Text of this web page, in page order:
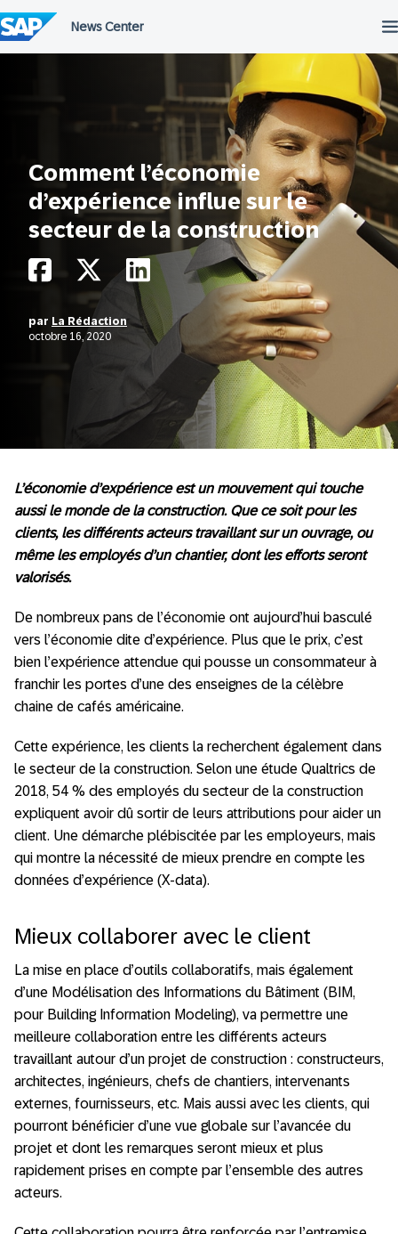
au
contenu
Comment l’économie
d’expérience influe sur le
secteur de la construction
par La Rédaction
octobre 16, 2020
L’économie d’expérience est un mouvement qui touche
aussi le monde de la construction. Que ce soit pour les
clients, les différents acteurs travaillant sur un ouvrage, ou
même les employés d’un chantier, dont les efforts seront
valorisés.
De nombreux pans de l’économie ont aujourd’hui basculé
vers l’économie dite d’expérience. Plus que le prix, c’est
bien l’expérience attendue qui pousse un consommateur à
franchir les portes d’une des enseignes de la célèbre
chaine de cafés américaine.
Cette expérience, les clients la recherchent également dans
le secteur de la construction. Selon une étude Qualtrics de
2018, 54 % des employés du secteur de la construction
expliquent avoir dû sortir de leurs attributions pour aider un
client. Une démarche plébiscitée par les employeurs, mais
qui montre la nécessité de mieux prendre en compte les
données d’expérience (X-data).
Mieux collaborer avec le client
La mise en place d’outils collaboratifs, mais également
d’une Modélisation des Informations du Bâtiment (BIM,
pour Building Information Modeling), va permettre une
meilleure collaboration entre les différents acteurs
travaillant autour d’un projet de construction : constructeurs,
architectes, ingénieurs, chefs de chantiers, intervenants
externes, fournisseurs, etc. Mais aussi avec les clients, qui
pourront bénéficier d’une vue globale sur l’avancée du
projet et dont les remarques seront mieux et plus
rapidement prises en compte par l’ensemble des autres
acteurs.